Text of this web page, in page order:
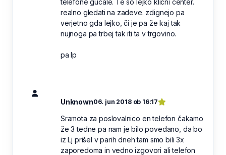
realno gledati na zadeve. zdignejo pa
verjetno gda lejko, či je pa že kaj tak
nujnoga pa trbej tak iti ta v trgovino.
pa lp
Unknown06. jun 2018 ob 16:17
Sramota za poslovalnico en telefon čakamo
že 3 tedne pa nam je bilo povedano, da bo
iz Lj prišel v parih dneh tam smo bili 3x
zaporedoma in vedno izgovori ali telefon